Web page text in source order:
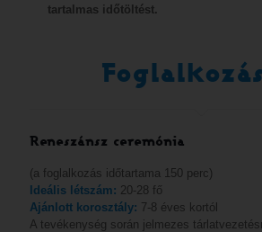
tartalmas időtöltést.
Reneszánsz ceremónia
(a foglalkozás időtartama 150 perc)
Ideális létszám: 20-28 fő
Ajánlott korosztály: 7-8 éves kortól
A tevékenység során jelmezes